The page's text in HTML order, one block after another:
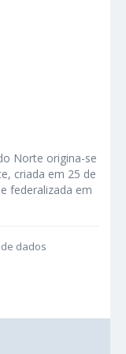
Norte origina-se
criada em 25 de
federalizada em
dados